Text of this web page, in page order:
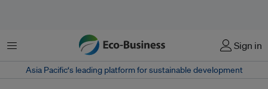
菜单 Sign in
Asia Pacific‘s leading platform for sustainable development